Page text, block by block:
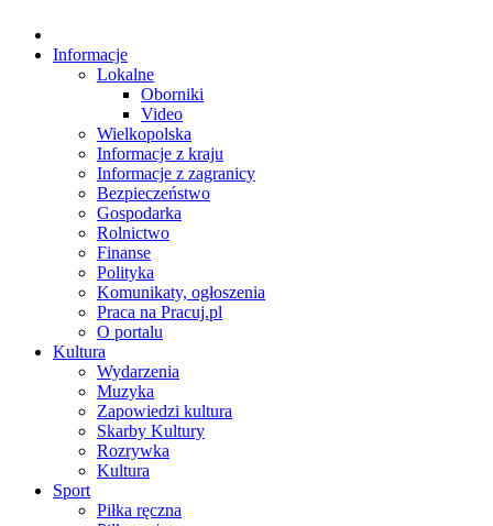
Informacje
Lokalne
Oborniki
Video
Wielkopolska
Informacje z kraju
Informacje z zagranicy
Bezpieczeństwo
Gospodarka
Rolnictwo
Finanse
Polityka
Komunikaty, ogłoszenia
Praca na Pracuj.pl
O portalu
Kultura
Wydarzenia
Muzyka
Zapowiedzi kultura
Skarby Kultury
Rozrywka
Kultura
Sport
Piłka ręczna